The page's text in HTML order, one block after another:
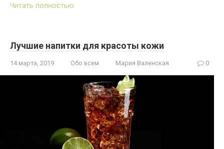
Читать полностью
Лучшие напитки для красоты кожи
14 марта, 2019 Обо всем Мария Валенская 0